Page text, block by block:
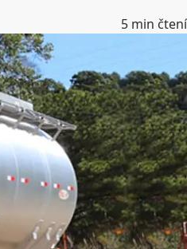
5 min čtení